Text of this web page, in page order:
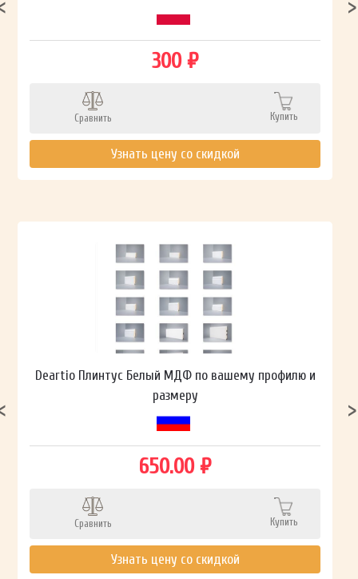
300 ₽
Сравнить Купить
Узнать цену со скидкой
Deartio Плинтус Белый МДФ по вашему профилю и
размеру
650.00 ₽
Сравнить Купить
Узнать цену со скидкой